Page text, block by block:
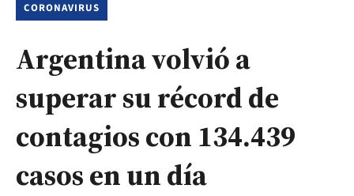
CORONAVIRUS
Argentina volvió a
superar su récord de
contagios con 134.439
casos en un día